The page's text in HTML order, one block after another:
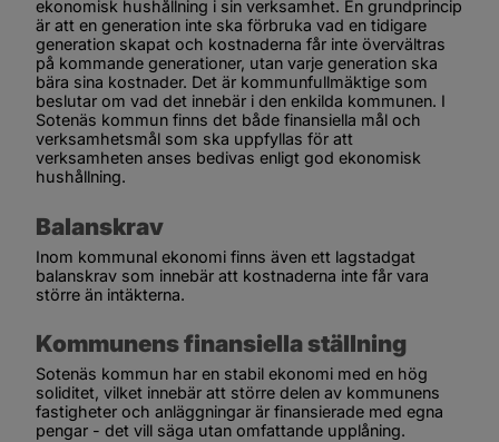
ekonomisk hushållning i sin verksamhet. En grund­princip
är att en generation inte ska förbruka vad en tidigare
genera­tion skapat och kostnaderna får inte över­vältras
på kommande generationer, utan varje generation ska
bära sina kostnader. Det är kommun­­fullmäktige som
beslutar om vad det innebär i den enkilda kommunen. I
Sotenäs kommun finns det både finansiella mål och
verksamhets­mål som ska uppfyllas för att
verksamheten anses bedivas enligt god ekonomisk
hushållning.
Balanskrav
Inom kommunal ekonomi finns även ett lagstadgat
balans­­krav som innebär att kostnaderna inte får vara
större än intäkterna.
Kommunens finansiella ställning
Sotenäs kommun har en stabil ekonomi med en hög
soliditet, vilket innebär att större delen av kommunens
fastigheter och anläggningar är finansierade med egna
pengar - det vill säga utan omfattande upplåning.